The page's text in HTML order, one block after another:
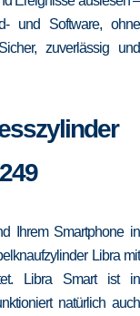
und Software, ohne
zuverlässig und
Ihrem Smartphone in
Libra mit
Libra Smart ist in
natürlich auch